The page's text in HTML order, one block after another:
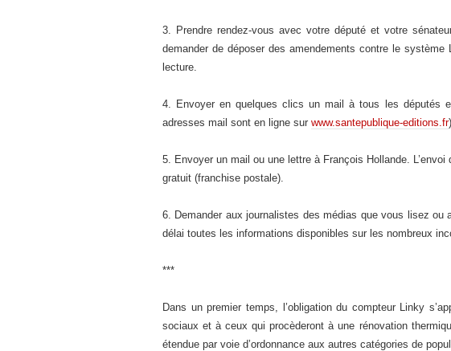
3. Prendre rendez-vous avec votre député et votre
demander de déposer des amendements contre le
lecture.
4. Envoyer en quelques clics un mail à tous les députés
adresses mail sont en ligne sur www.santepublique-editions.fr)
5. Envoyer un mail ou une lettre à François Hollande.
gratuit (franchise postale).
6. Demander aux journalistes des médias que vous lisez ou
délai toutes les informations disponibles sur les nombreux
***
Dans un premier temps, l’obligation du compteur Linky
sociaux et à ceux qui procèderont à une rénovation
étendue par voie d’ordonnance aux autres catégories de